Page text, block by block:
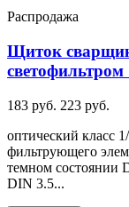
Распродажа
Щиток
183 руб. 223 руб.
оптический класс
фильтрующего
темном состоянии
DIN 3.5...